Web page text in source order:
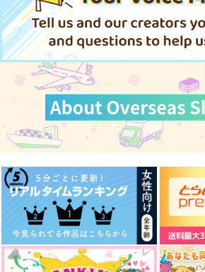
言葉足らず達の顛末
ばびろん。
1,100円（税込）
山田利吉×土井半助
サンプル
作品詳細
水神に愛された龍と少
女の物語
CoLoBoCs
ヌヴィレット×フリーナ
サンプル
作品詳細
専売 629 円（税込）
ユーリ!!! on ICE
ヴィクトル×勝生勇利
サンプル
カート
2,200
ユーリ!!! on ICE
ヴィクトル×勝生勇利
カート